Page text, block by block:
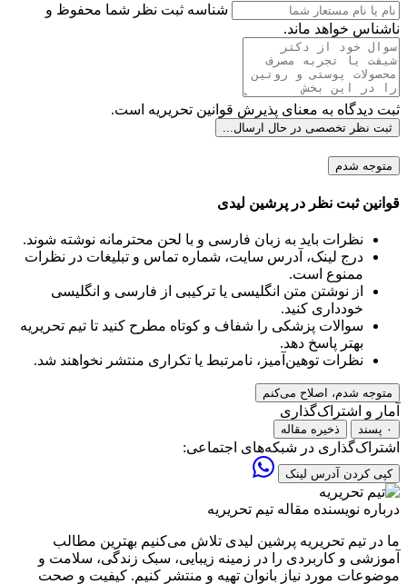
شناسه ثبت نظر شما محفوظ و
ناشناس خواهد ماند.
ثبت دیدگاه به معنای پذیرش قوانین تحریریه است.
ثبت نظر تخصصی در حال ارسال...
متوجه شدم
قوانین ثبت نظر در پرشین لیدی
نظرات باید به زبان فارسی و با لحن محترمانه نوشته شوند.
درج لینک، آدرس سایت، شماره تماس و تبلیغات در نظرات
ممنوع است.
از نوشتن متن انگلیسی یا ترکیبی از فارسی و انگلیسی
خودداری کنید.
سوالات پزشکی را شفاف و کوتاه مطرح کنید تا تیم تحریریه
بهتر پاسخ دهد.
نظرات توهین‌آمیز، نامرتبط یا تکراری منتشر نخواهند شد.
متوجه شدم، اصلاح می‌کنم
آمار و اشتراک‌گذاری
۰ پسند ذخیره مقاله
اشتراک‌گذاری در شبکه‌های اجتماعی:
کپی کردن آدرس لینک
درباره نویسنده مقاله تیم تحریریه
ما در تیم تحریریه پرشین لیدی تلاش می‌کنیم بهترین مطالب
آموزشی و کاربردی را در زمینه زیبایی، سبک زندگی، سلامت و
موضوعات مورد نیاز بانوان تهیه و منتشر کنیم. کیفیت و صحت